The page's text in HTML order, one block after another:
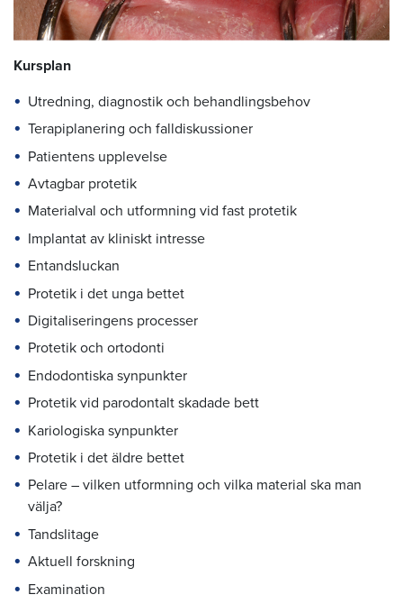
Kursplan
Utredning, diagnostik och behandlingsbehov
Terapiplanering och falldiskussioner
Patientens upplevelse
Avtagbar protetik
Materialval och utformning vid fast protetik
Implantat av kliniskt intresse
Entandsluckan
Protetik i det unga bettet
Digitaliseringens processer
Protetik och ortodonti
Endodontiska synpunkter
Protetik vid parodontalt skadade bett
Kariologiska synpunkter
Protetik i det äldre bettet
Pelare – vilken utformning och vilka material ska man
välja?
Tandslitage
Aktuell forskning
Examination